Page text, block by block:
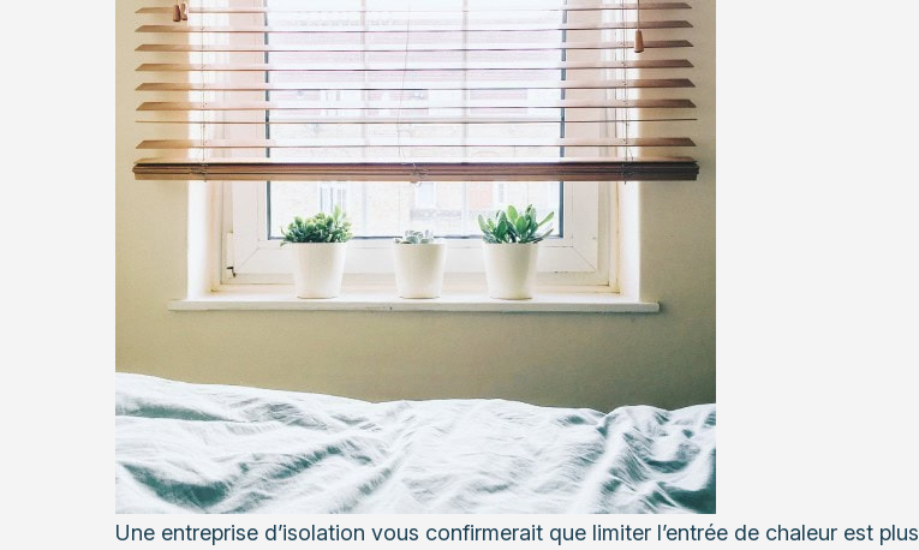
Une entreprise d’isolation vous confirmerait que limiter l’entrée de chaleur est plus